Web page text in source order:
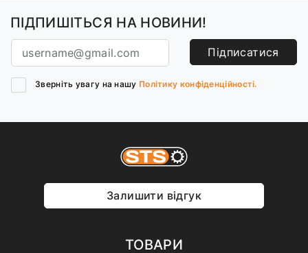
ПІДПИШІТЬСЯ НА НОВИНИ!
Підписатися
Зверніть увагу на нашу Політику конфіденційності.
Залишити відгук
ТОВАРИ